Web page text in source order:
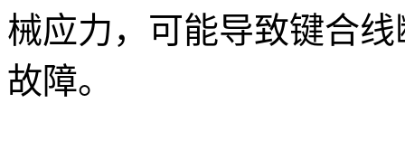
械应力，可能导致键合
故障。